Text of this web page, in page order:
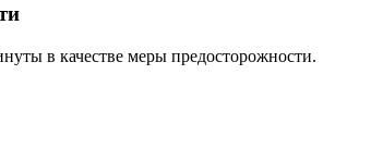
в качестве меры предосторожности.